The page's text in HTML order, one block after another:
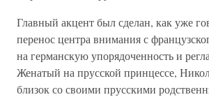
Главный акцент был сделан, как уже
перенос центра внимания с
на германскую упорядоченность и
Женатый на прусской принцессе,
близок со своими прусскими